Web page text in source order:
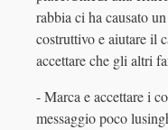
rabbia ci ha causato
costruttivo e aiutare il
accettare che gli altri
- Marca e accettare i
messaggio poco